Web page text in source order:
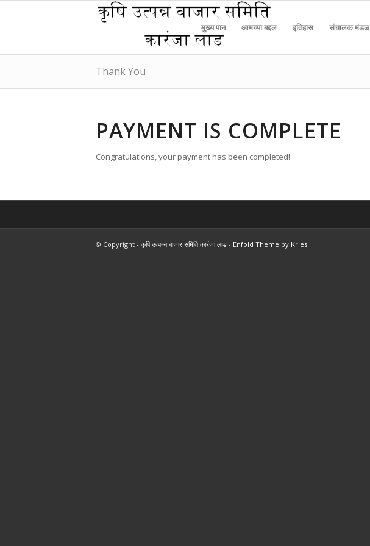
मुख्य पान आमच्या बद्दल इतिहास संचालक मंडळ
Thank You
PAYMENT IS COMPLETE
Congratulations, your payment has been completed!
© Copyright - कृषि उत्पन्न बाजार समिति कारंजा लाड - Enfold Theme by Kriesi